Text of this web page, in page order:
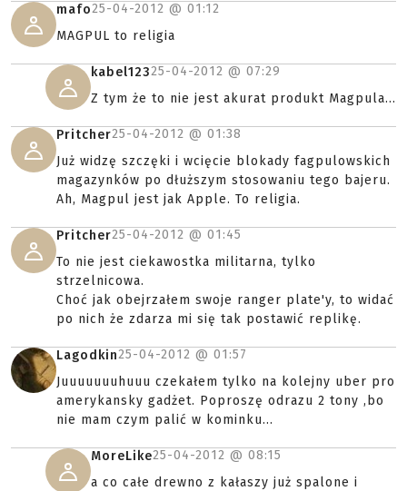
mafo25-04-2012 @ 01:12
MAGPUL to religia
kabel12325-04-2012 @ 07:29
Z tym że to nie jest akurat produkt Magpula...
Pritcher25-04-2012 @ 01:38
Już widzę szczęki i wcięcie blokady fagpulowskich
magazynków po dłuższym stosowaniu tego bajeru.
Ah, Magpul jest jak Apple. To religia.
Pritcher25-04-2012 @ 01:45
To nie jest ciekawostka militarna, tylko
strzelnicowa.
Choć jak obejrzałem swoje ranger plate'y, to widać
po nich że zdarza mi się tak postawić replikę.
Lagodkin25-04-2012 @ 01:57
Juuuuuuuhuuu czekałem tylko na kolejny uber pro
amerykansky gadżet. Poproszę odrazu 2 tony ,bo
nie mam czym palić w kominku...
MoreLike25-04-2012 @ 08:15
a co całe drewno z kałaszy już spalone i